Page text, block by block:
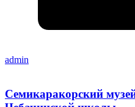
admin
Семикаракорский